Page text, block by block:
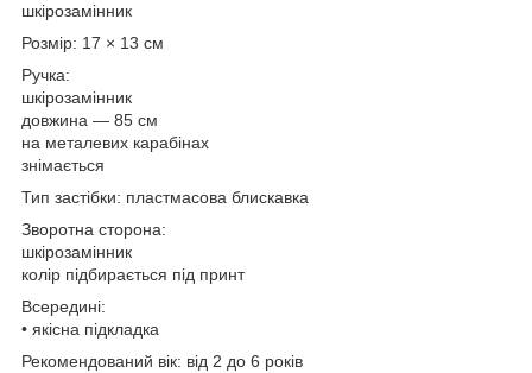
шкірозамінник
Розмір: 17 × 13 см
Ручка:
шкірозамінник
довжина — 85 см
на металевих карабінах
знімається
Тип застібки: пластмасова блискавка
Зворотна сторона:
шкірозамінник
колір підбирається під принт
Всередині:
• якісна підкладка
Рекомендований вік: від 2 до 6 років